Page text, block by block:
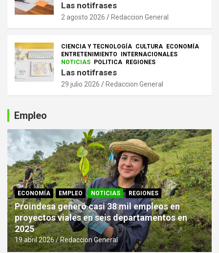
Las notifrases
2 agosto 2026 Redaccion General
CIENCIA Y TECNOLOGÍA CULTURA
ECONOMÍA
ENTRETENIMIENTO
INTERNACIONALES
NOTICIAS
POLITICA REGIONES
Las notifrases
29 julio 2026 Redaccion General
Empleo
ECONOMÍA EMPLEO NOTICIAS REGIONES
Proindesa generó casi 38 mil empleos en
proyectos viales en seis departamentos en
2025
19 abril 2026 Redaccion General